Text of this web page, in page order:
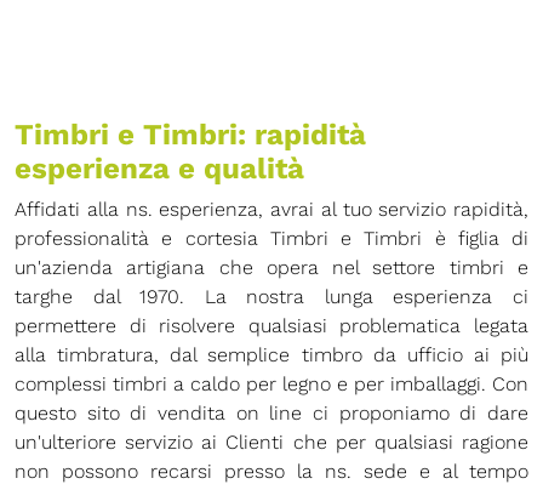
Timbri e Timbri: rapidità
esperienza e qualità
Affidati alla ns. esperienza, avrai al tuo servizio rapidità,
professionalità e cortesia Timbri e Timbri è figlia di
un'azienda artigiana che opera nel settore timbri e
targhe dal 1970. La nostra lunga esperienza ci
permettere di risolvere qualsiasi problematica legata
alla timbratura, dal semplice timbro da ufficio ai più
complessi timbri a caldo per legno e per imballaggi. Con
questo sito di vendita on line ci proponiamo di dare
un'ulteriore servizio ai Clienti che per qualsiasi ragione
non possono recarsi presso la ns. sede e al tempo